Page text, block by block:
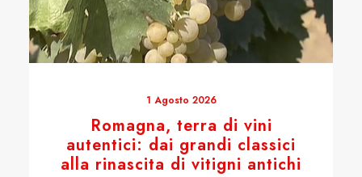
1 Agosto 2026
Romagna, terra di vini
autentici: dai grandi classici
alla rinascita di vitigni antichi